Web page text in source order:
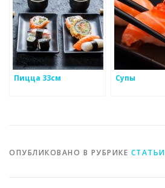
Пицца 33см Супы
ОПУБЛИКОВАНО В РУБРИКЕ СТАТЬИ